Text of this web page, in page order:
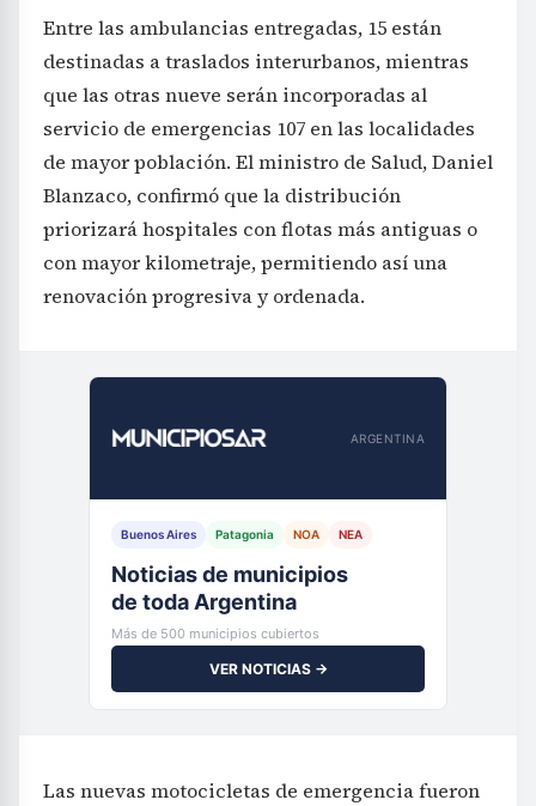
Entre las ambulancias entregadas, 15 están
destinadas a traslados interurbanos, mientras
que las otras nueve serán incorporadas al
servicio de emergencias 107 en las localidades
de mayor población. El ministro de Salud, Daniel
Blanzaco, confirmó que la distribución
priorizará hospitales con flotas más antiguas o
con mayor kilometraje, permitiendo así una
renovación progresiva y ordenada.
ARGENTINA
Buenos Aires Patagonia NOA NEA
Noticias de municipios
de toda Argentina
Más de 500 municipios cubiertos
VER NOTICIAS →
Las nuevas motocicletas de emergencia fueron